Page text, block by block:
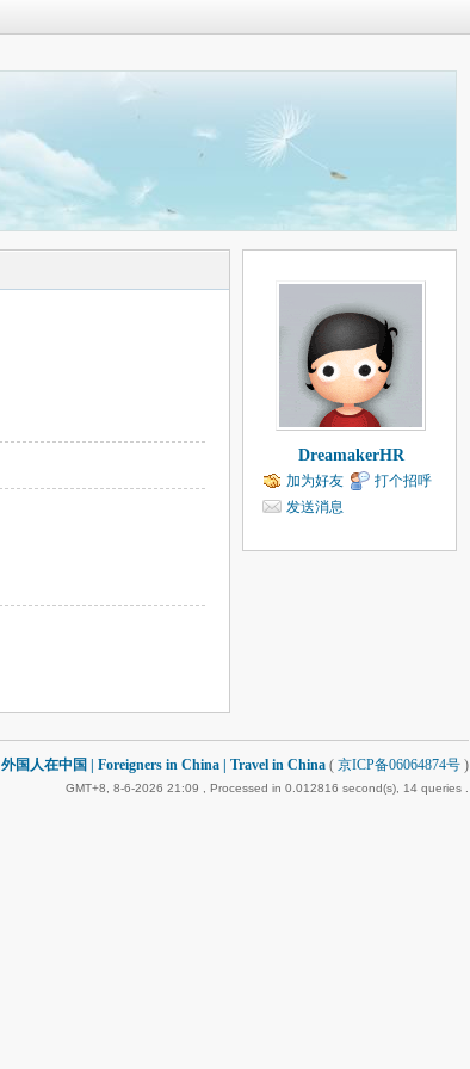
DreamakerHR
加为好友
打个招呼
发送消息
外国人在中国 | Foreigners in China | Travel in China ( 京ICP备06064874号 )
GMT+8, 8-6-2026 21:09 , Processed in 0.012816 second(s), 14 queries .